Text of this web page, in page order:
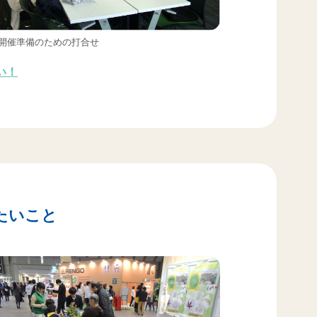
催準備のための打合せ
！
いこと